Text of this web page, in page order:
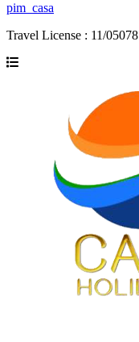
pim_casa
Travel License : 11/05078